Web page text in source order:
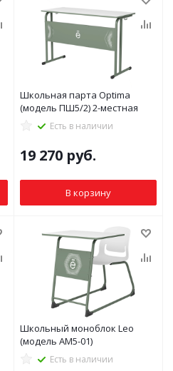
Школьная парта Optima
(модель ПШ5/2) 2-местная
Есть в наличии
19 270 руб.
В корзину
Школьный моноблок Leo
(модель АМ5-01)
Есть в наличии